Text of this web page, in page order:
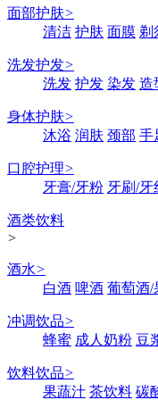
面部护肤>
清洁 护肤 面膜 剃
洗发护发>
洗发 护发 染发 造
身体护肤>
沐浴 润肤 颈部 手
口腔护理>
牙膏/牙粉 牙刷/牙
酒类饮料
>
酒水>
白酒 啤酒 葡萄酒/
冲调饮品>
蜂蜜 成人奶粉 豆
饮料饮品>
果蔬汁 茶饮料 碳